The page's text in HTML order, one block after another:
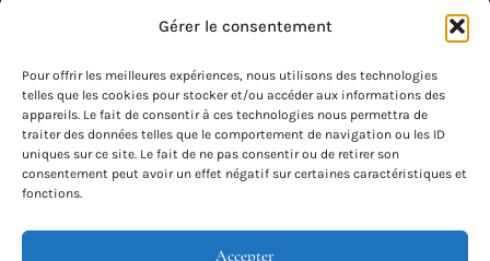
Gérer le consentement
Pour offrir les meilleures expériences, nous utilisons des technologies
telles que les cookies pour stocker et/ou accéder aux informations des
appareils. Le fait de consentir à ces technologies nous permettra de
traiter des données telles que le comportement de navigation ou les ID
uniques sur ce site. Le fait de ne pas consentir ou de retirer son
consentement peut avoir un effet négatif sur certaines caractéristiques et
fonctions.
Accepter